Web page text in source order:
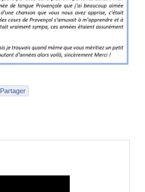
Partager